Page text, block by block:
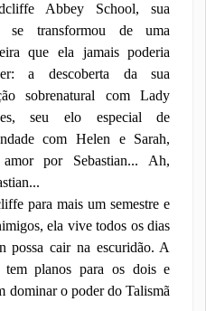
Abbey School, sua
se transformou de uma
que ela jamais poderia
a descoberta da sua
sobrenatural com Lady
seu elo especial de
com Helen e Sarah,
por Sebastian... Ah,
para mais um semestre e
ela vive todos os dias
possa cair na escuridão. A
tem planos para os dois e
dominar o poder do Talismã